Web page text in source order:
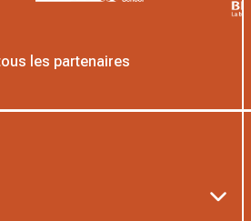
les partenaires